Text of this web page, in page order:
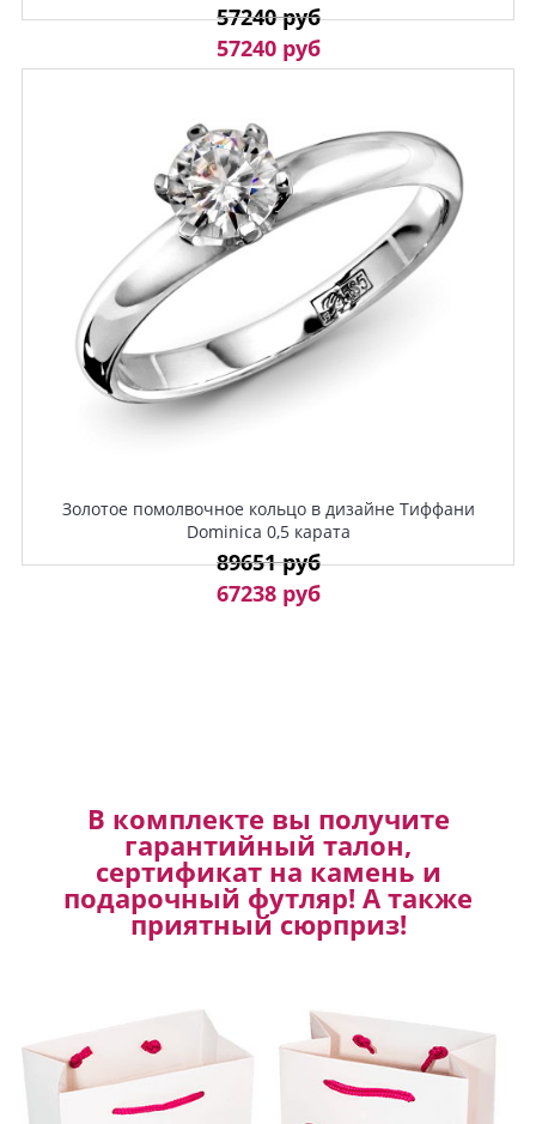
57240 руб
57240 руб
Золотое помолвочное кольцо в дизайне Тиффани
Dominica 0,5 карата
89651 руб
67238 руб
В комплекте вы получите
гарантийный талон,
сертификат на камень и
подарочный футляр! А также
приятный сюрприз!